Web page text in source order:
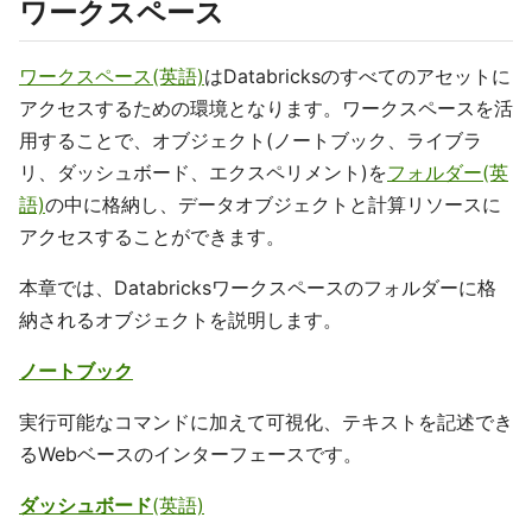
ワークスペース
ワークスペース(英語)はDatabricksのすべてのアセットに
アクセスするための環境となります。ワークスペースを活
用することで、オブジェクト(ノートブック、ライブラ
リ、ダッシュボード、エクスペリメント)をフォルダー(英
語)の中に格納し、データオブジェクトと計算リソースに
アクセスすることができます。
本章では、Databricksワークスペースのフォルダーに格
納されるオブジェクトを説明します。
ノートブック
実行可能なコマンドに加えて可視化、テキストを記述でき
るWebベースのインターフェースです。
ダッシュボード(英語)